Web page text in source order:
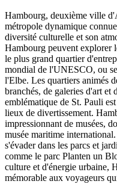
Hambourg, deuxième ville
métropole dynamique
diversité culturelle et son
Hambourg peuvent explorer
le plus grand quartier
mondial de l'UNESCO, ou
l'Elbe. Les quartiers animés
branchés, de galeries d'art et
emblématique de St. Pauli
lieux de divertissement.
impressionnant de musées,
musée maritime
s'évader dans les parcs et
comme le parc Planten un
culture et d'énergie urbaine,
mémorable aux voyageurs